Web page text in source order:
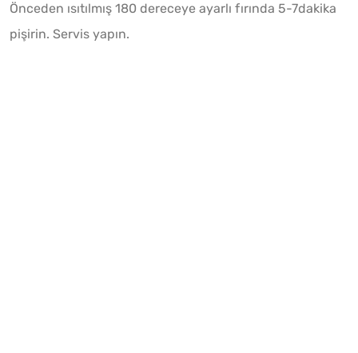
Önceden ısıtılmış 180 dereceye ayarlı fırında 5-7dakika
pişirin. Servis yapın.